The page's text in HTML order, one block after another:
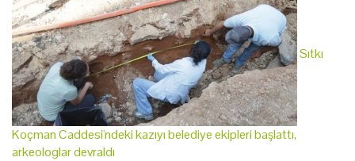
Sıtkı
Koçman Caddesi'ndeki kazıyı belediye ekipleri başlattı,
arkeologlar devraldı